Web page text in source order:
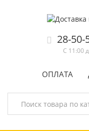
28-
С 11:00
ОПЛАТА